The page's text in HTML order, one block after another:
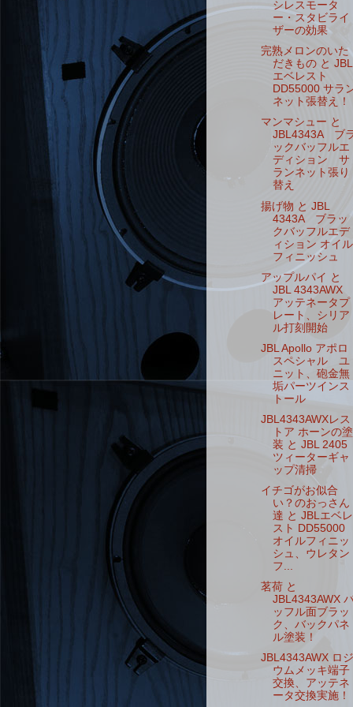
シレスモータ
ー・スタビライ
ザーの効果
完熟メロンのいた
だきもの と JBL
エベレスト
DD55000 サラ
ネット張替え！
マンマシュー と
JBL4343A ブ
ックバッフルエ
ディション サ
ランネット張り
替え
揚げ物 と JBL
4343A ブラッ
クバッフルエデ
ィション オイル
フィニッシュ
アップルパイ と
JBL 4343AWX
アッテネータプ
レート、シリア
ル打刻開始
JBL Apollo アポロ
スペシャル ユ
ニット、砲金無
垢パーツインス
トール
JBL4343AWXレス
トア ホーンの塗
装 と JBL 2405
ツィーターギャ
ップ清掃
イチゴがお似合
い？のおっさん
達 と JBLエベレ
スト DD55000
オイルフィニッ
シュ、ウレタン
フ...
茗荷 と
JBL4343AWX
ッフル面ブラッ
ク、バックパネ
ル塗装！
JBL4343AWX ロジ
ウムメッキ端子
交換、アッテネ
ータ交換実施！